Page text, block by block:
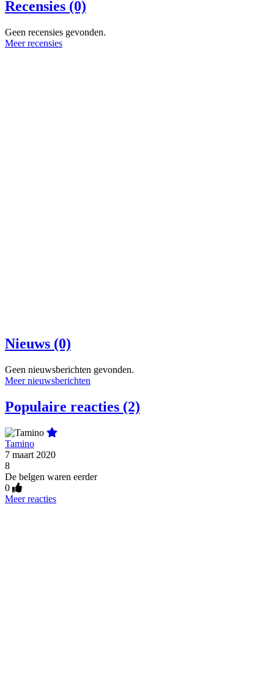
Recensies (0)
Geen recensies gevonden.
Meer recensies
Nieuws (0)
Geen nieuwsberichten gevonden.
Meer nieuwsberichten
Populaire reacties (2)
Tamino
7 maart 2020
8
De belgen waren eerder
0
Meer reacties